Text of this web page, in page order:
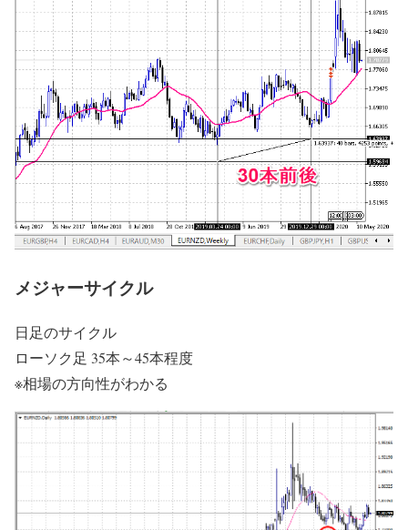
メジャーサイクル
日足のサイクル
ローソク足 35本～45本程度
※相場の方向性がわかる